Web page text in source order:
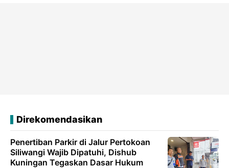
Direkomendasikan
Penertiban Parkir di Jalur Pertokoan
Siliwangi Wajib Dipatuhi, Dishub
Kuningan Tegaskan Dasar Hukum